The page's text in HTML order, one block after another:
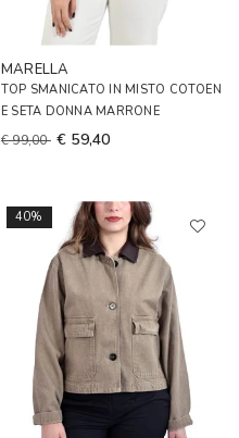
MARELLA
TOP SMANICATO IN MISTO COTOEN
E SETA DONNA MARRONE
€ 99,00 € 59,40
40%